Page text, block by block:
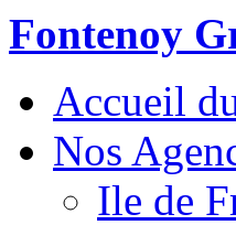
Fontenoy
Accueil
Nos
Ile de